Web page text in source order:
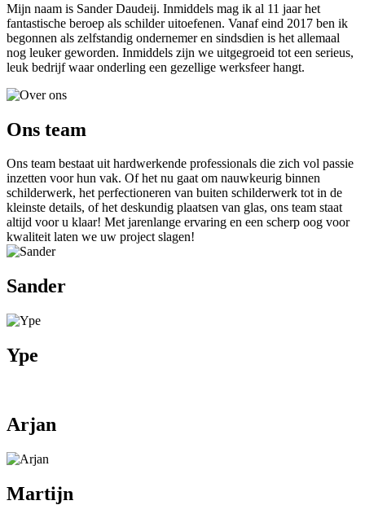
Mijn naam is Sander Daudeij. Inmiddels mag ik al 11 jaar het
fantastische beroep als schilder uitoefenen. Vanaf eind 2017 ben ik
begonnen als zelfstandig ondernemer en sindsdien is het allemaal
nog leuker geworden. Inmiddels zijn we uitgegroeid tot een serieus,
leuk bedrijf waar onderling een gezellige werksfeer hangt.
Ons team
Ons team bestaat uit hardwerkende professionals die zich vol passie
inzetten voor hun vak. Of het nu gaat om nauwkeurig binnen
schilderwerk, het perfectioneren van buiten schilderwerk tot in de
kleinste details, of het deskundig plaatsen van glas, ons team staat
altijd voor u klaar! Met jarenlange ervaring en een scherp oog voor
kwaliteit laten we uw project slagen!
Sander
Ype
Arjan
Martijn